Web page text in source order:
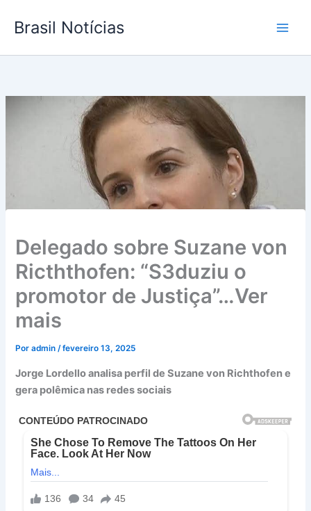
para
conteúdo
Brasil Notícias
Delegado sobre Suzane von
Ricththofen: “S3duziu o
promotor de Justiça”…Ver
mais
Poradmin/fevereiro 13, 2025
Jorge Lordello analisa perfil de Suzane von Richthofen e
gera polêmica nas redes sociais